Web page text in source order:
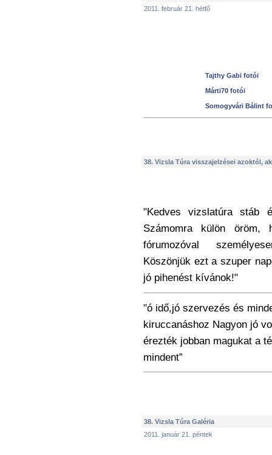
2011. február 21. hétfő
Tajthy Gabi fotói
Márti70 fotói
Somogyvári Bálint
38. Vizsla Túra visszajelzései azoktól,
"Kedves vizslatúra stáb
Számomra külön öröm,
fórumozóval
Köszönjük ezt a szuper
jó pihenést kívánok!"
"ó idő,jó szervezés és
kiruccanáshoz Nagyon jó
érezték jobban magukat a
mindent”
38. Vizsla Túra Galéria
2011. január 21. péntek